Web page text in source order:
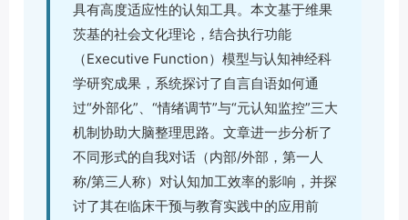
具有高度适应性的认知工具。本文基于维果
茨基的社会文化理论，结合执行功能
（Executive Function）模型与认知神经科
学研究成果，系统探讨了自言自语如何通
过“外部化”、“情绪调节”与“元认知监控”三大
机制协助大脑整理思路。文章进一步分析了
不同形式的自我对话（内部/外部，第一人
称/第三人称）对认知加工效率的影响，并探
讨了其在临床干预与教育实践中的应用前